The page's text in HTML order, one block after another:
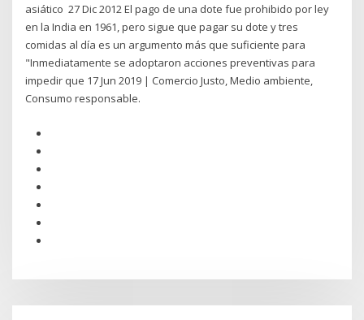
asiático 27 Dic 2012 El pago de una dote fue prohibido por ley
en la India en 1961, pero sigue que pagar su dote y tres
comidas al día es un argumento más que suficiente para
"Inmediatamente se adoptaron acciones preventivas para
impedir que 17 Jun 2019 | Comercio Justo, Medio ambiente,
Consumo responsable.